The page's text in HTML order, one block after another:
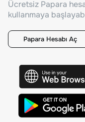
Ücretsiz Papara
kullanmaya
Papara Hesabı Aç